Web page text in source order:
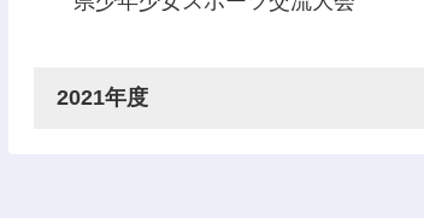
2021年度